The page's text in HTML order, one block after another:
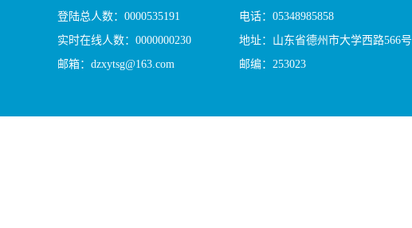
登陆总人数： 0000535191
实时在线人数： 0000000230
邮箱：dzxytsg@163.com
电话：05348985858
地址：山东省德州市大学西路566号
邮编：253023